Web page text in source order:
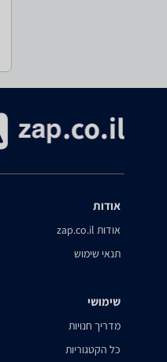
אודות
אודות zap.co.il
תנאי שימוש
שימושי
מדריך חנויות
כל הקטגוריות